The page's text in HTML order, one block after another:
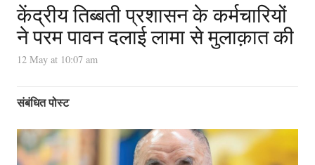
केंद्रीय तिब्बती प्रशासन के कर्मचारियों
ने परम पावन दलाई लामा से मुलाक़ात की
12 May at 10:07 am
संबंधित पोस्ट